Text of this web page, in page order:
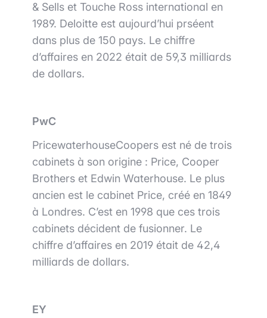
& Sells et Touche Ross international en
1989. Deloitte est aujourd’hui prséent
dans plus de 150 pays. Le chiffre
d’affaires en 2022 était de 59,3 milliards
de dollars.
PwC
PricewaterhouseCoopers est né de trois
cabinets à son origine : Price, Cooper
Brothers et Edwin Waterhouse. Le plus
ancien est le cabinet Price, créé en 1849
à Londres. C’est en 1998 que ces trois
cabinets décident de fusionner. Le
chiffre d’affaires en 2019 était de 42,4
milliards de dollars.
EY